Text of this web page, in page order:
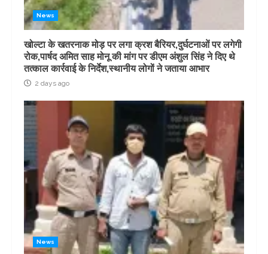
News
खोल्टा के खतरनाक मोड़ पर लगा क्रश बैरियर,दुर्घटनाओं पर लगेगी
रोक,पार्षद अमित साह मोनू की मांग पर डीएम अंशुल सिंह ने दिए थे
तत्काल कार्रवाई के निर्देश,स्थानीय लोगों ने जताया आभार
2 days ago
News